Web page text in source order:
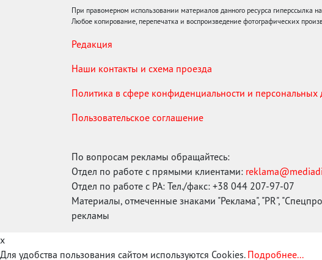
При правомерном использовании материалов данного ресурса гиперссылка на
Любое копирование, перепечатка и воспроизведение фотографических
Редакция
Наши контакты и схема проезда
Политика в сфере конфиденциальности и
Пользовательское соглашение
По вопросам рекламы обращайтесь:
Отдел по работе с прямыми клиентами:
Отдел по работе с РА: Тел./факс: +38 044 207-97-07
Материалы, отмеченные знаками "Реклама", "PR",
рекламы
x
Для удобства пользования сайтом используются Cookies. Подробнее...